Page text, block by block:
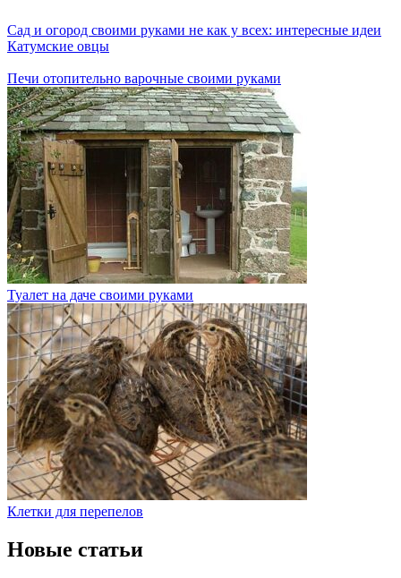
Сад и огород своими руками не как у всех: интересные идеи
Катумские овцы
Печи отопительно варочные своими руками
Туалет на даче своими руками
Клетки для перепелов
Новые статьи